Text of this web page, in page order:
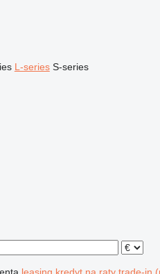
L-series S-series